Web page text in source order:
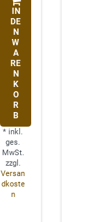
IN
DE
N
W
A
RE
N
K
O
R
B
* inkl.
ges.
MwSt.
zzgl.
Versan
dkoste
n